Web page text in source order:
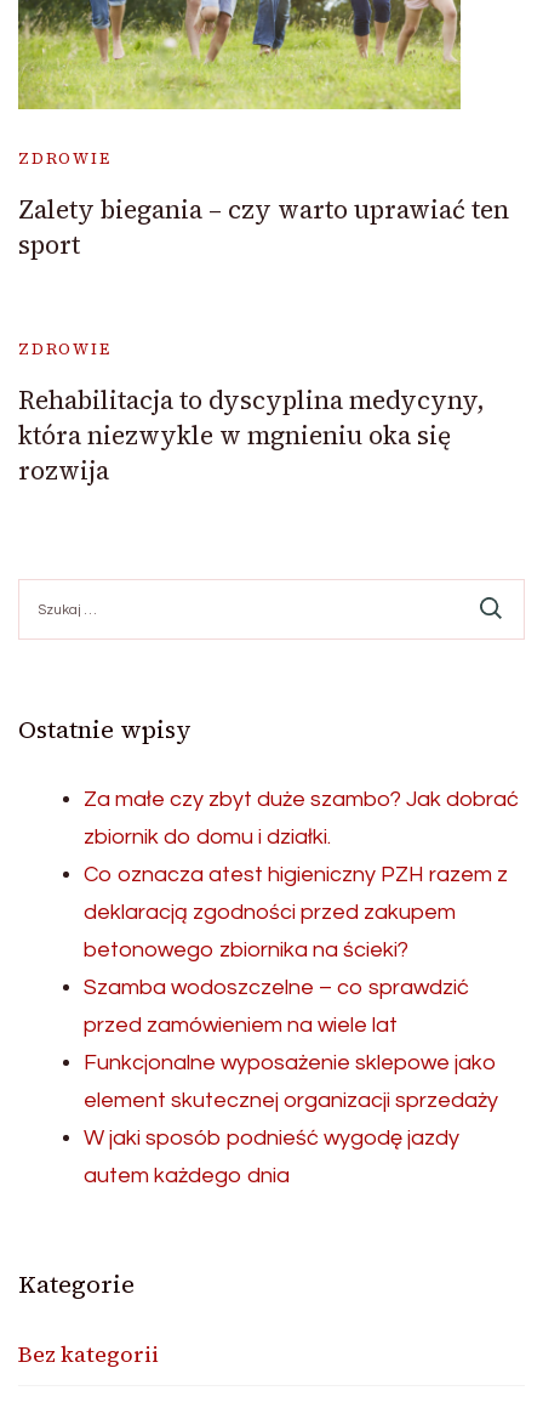
ZDROWIE
Zalety biegania – czy warto uprawiać ten
sport
ZDROWIE
Rehabilitacja to dyscyplina medycyny,
która niezwykle w mgnieniu oka się
rozwija
Ostatnie wpisy
Za małe czy zbyt duże szambo? Jak dobrać
zbiornik do domu i działki.
Co oznacza atest higieniczny PZH razem z
deklaracją zgodności przed zakupem
betonowego zbiornika na ścieki?
Szamba wodoszczelne – co sprawdzić
przed zamówieniem na wiele lat
Funkcjonalne wyposażenie sklepowe jako
element skutecznej organizacji sprzedaży
W jaki sposób podnieść wygodę jazdy
autem każdego dnia
Kategorie
Bez kategorii